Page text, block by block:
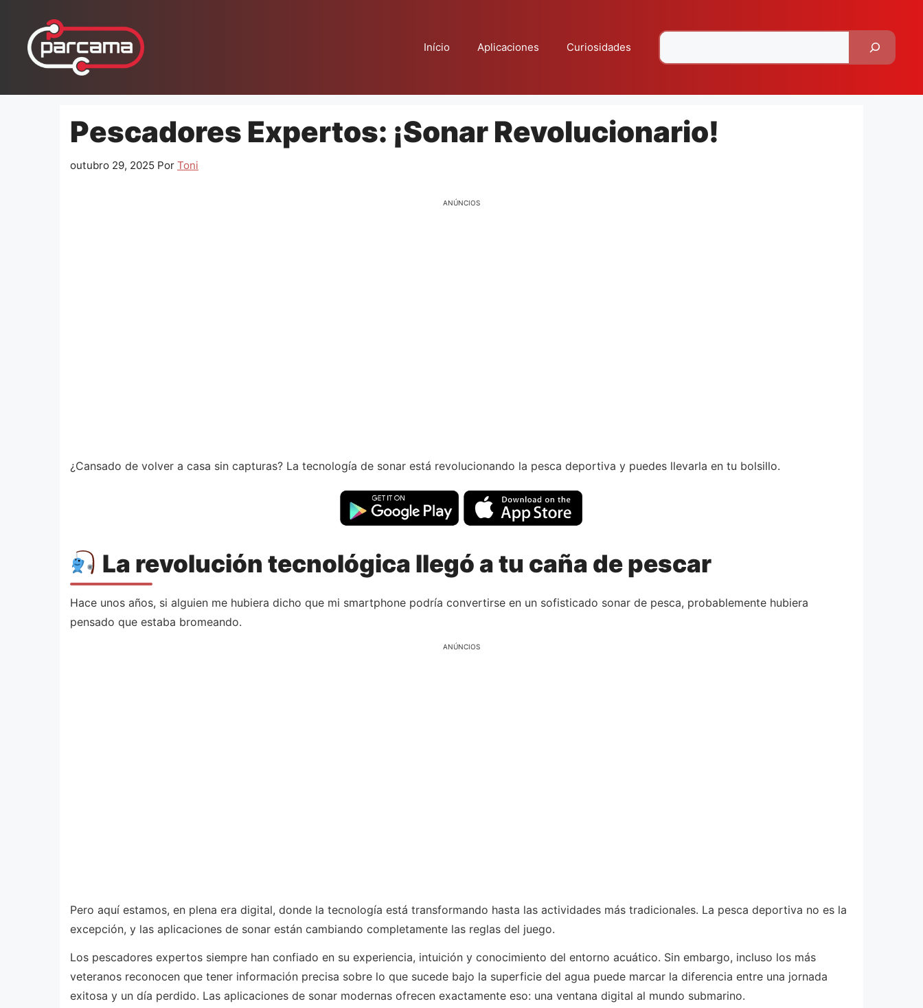
conteúdo
Início Aplicaciones Curiosidades
Pescadores Expertos: ¡Sonar Revolucionario!
outubro 29, 2025 Por Toni
ANÚNCIOS
¿Cansado de volver a casa sin capturas? La tecnología de sonar está revolucionando la pesca deportiva y puedes llevarla en tu bolsillo.
La revolución tecnológica llegó a tu caña de pescar
Hace unos años, si alguien me hubiera dicho que mi smartphone podría convertirse en un sofisticado sonar de pesca, probablemente hubiera
pensado que estaba bromeando.
ANÚNCIOS
Pero aquí estamos, en plena era digital, donde la tecnología está transformando hasta las actividades más tradicionales. La pesca deportiva no es la
excepción, y las aplicaciones de sonar están cambiando completamente las reglas del juego.
Los pescadores expertos siempre han confiado en su experiencia, intuición y conocimiento del entorno acuático. Sin embargo, incluso los más
veteranos reconocen que tener información precisa sobre lo que sucede bajo la superficie del agua puede marcar la diferencia entre una jornada
exitosa y un día perdido. Las aplicaciones de sonar modernas ofrecen exactamente eso: una ventana digital al mundo submarino.